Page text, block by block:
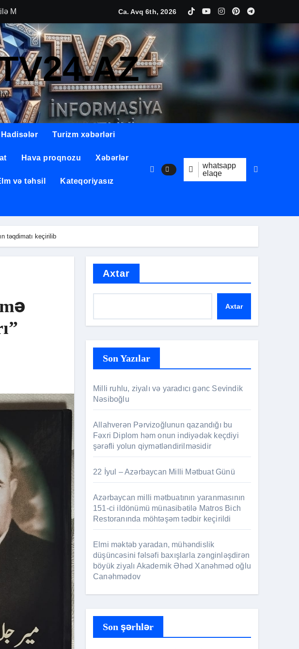
Matros Bich Restoranında möhtəşəm tədbir keçirildi
böyük ziyalı Akademik Əhəd Xanəhməd oğlu Canəhmədov
yayılan məlumatlara dair açıqlama
dövlət xadimi Rafiq Yəhya oğlu Əliyev
parkını ziyarət edib
Ca. Avq 6th, 2026
Hadisələr Turizm xəbərləri
Hava proqnozu Xəbərlər
və təhsil Kateqoriyasız
whatsapp
elaqe
təqdimatı keçirilib
Axtar
Axtar
Son Yazılar
Milli ruhlu, ziyalı və yaradıcı gənc Sevindik
Nəsiboğlu
Allahverən Pərvizoğlunun qazandığı bu
Fəxri Diplom həm onun indiyədək keçdiyi
şərəfli yolun qiymətləndirilməsidir
22 İyul – Azərbaycan Milli Mətbuat Günü
Azərbaycan milli mətbuatının yaranmasının
151-ci ildönümü münasibətilə Matros Bich
Restoranında möhtəşəm tədbir keçirildi
Elmi məktəb yaradan, mühəndislik
düşüncəsini fəlsəfi baxışlarla zənginləşdirən
böyük ziyalı Akademik Əhəd Xanəhməd oğlu
Canəhmədov
Son şərhlər